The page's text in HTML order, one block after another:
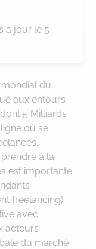
à jour le 5
du
aux entours
5 Milliards
où se
à la
est importante
freelancing).
avec
acteurs
du marché